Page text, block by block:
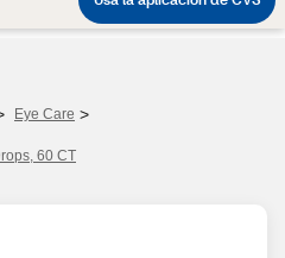
Eye Care >
60 CT